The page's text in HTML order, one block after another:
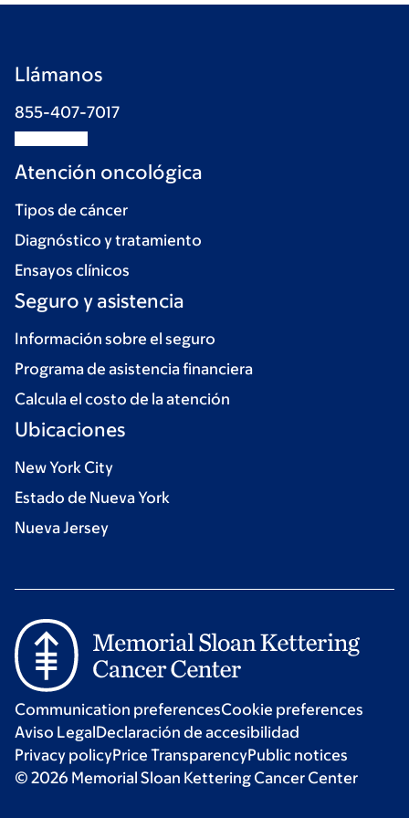
Llámanos
855-407-7017
Atención oncológica
Tipos de cáncer
Diagnóstico y tratamiento
Ensayos clínicos
Seguro y asistencia
Información sobre el seguro
Programa de asistencia financiera
Calcula el costo de la atención
Ubicaciones
New York City
Estado de Nueva York
Nueva Jersey
Communication preferencesCookie preferences
Aviso LegalDeclaración de accesibilidad
Privacy policyPrice TransparencyPublic notices
© 2026 Memorial Sloan Kettering Cancer Center